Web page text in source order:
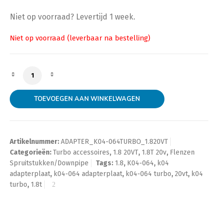
Niet op voorraad? Levertijd 1 week.
K04-064 Turbo Adapter for 1.8 20VT Engines aantal
TOEVOEGEN AAN WINKELWAGEN
Artikelnummer:ADAPTER_K04-064TURBO_1.820VT
Categorieën:Turbo accessoires, 1.8 20VT, 1.8T 20v, Flenzen
Spruitstukken/Downpipe
Tags: 1.8, K04-064, k04
adapterplaat, k04-064 adapterplaat, k04-064 turbo,20vt, k04
turbo, 1.8t